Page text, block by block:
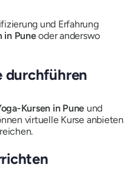
und Erfahrung
in Puneoder anderswo
durchführen
Kursen in Pune und
virtuelle Kurse anbieten